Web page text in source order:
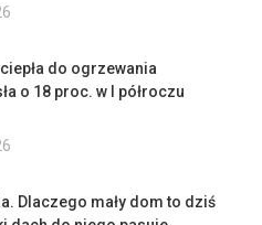
do ogrzewania
o 18 proc. w I półroczu
Dlaczego mały dom to dziś